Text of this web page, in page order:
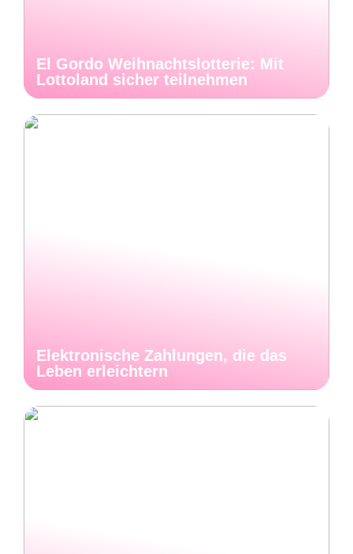
El Gordo Weihnachtslotterie: Mit
Lottoland sicher teilnehmen
Elektronische Zahlungen, die das
Leben erleichtern